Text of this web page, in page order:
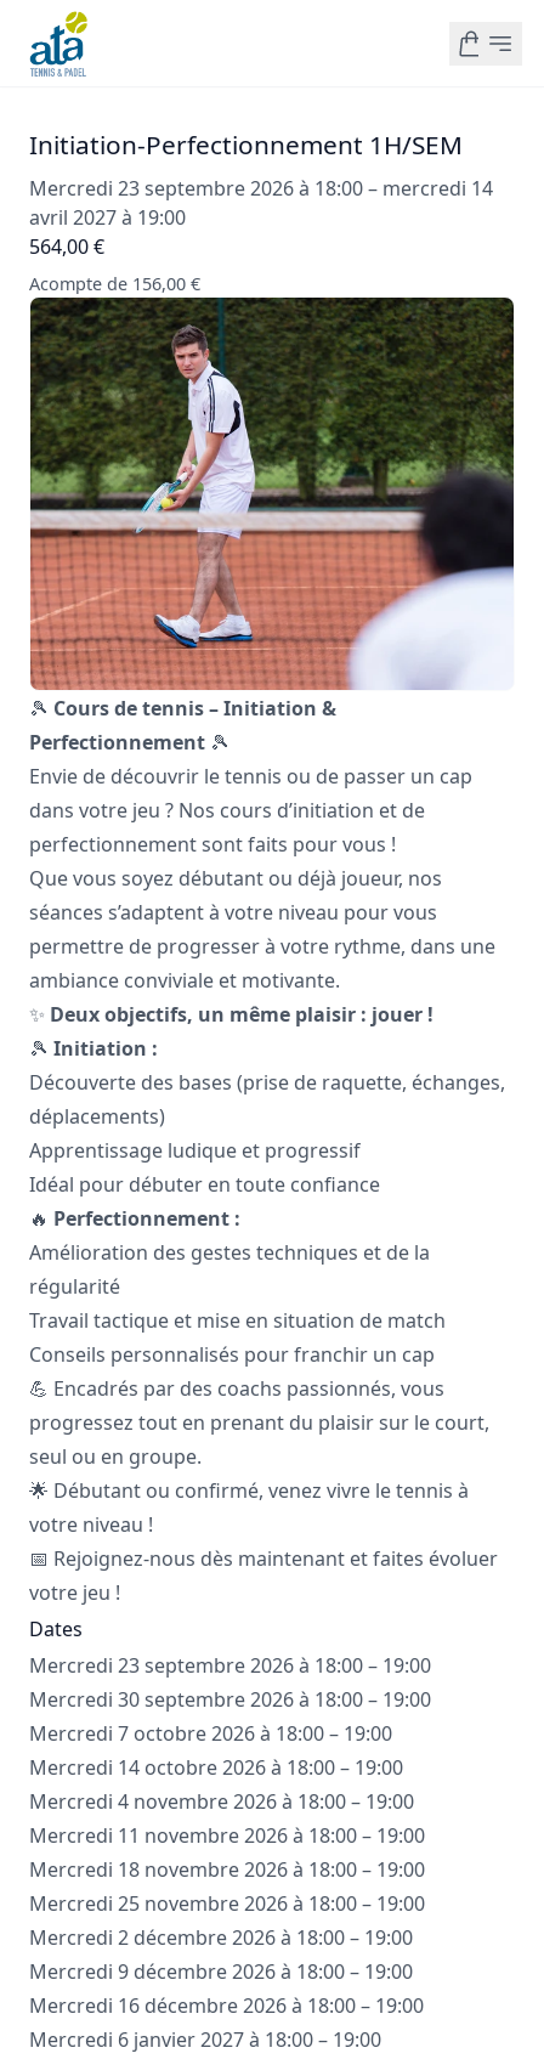
Initiation-Perfectionnement 1H/SEM
Mercredi 23 septembre 2026 à 18:00 – mercredi 14
avril 2027 à 19:00
564,00 €
Acompte de 156,00 €
🎾 Cours de tennis – Initiation &
Perfectionnement 🎾
Envie de découvrir le tennis ou de passer un cap
dans votre jeu ? Nos cours d’initiation et de
perfectionnement sont faits pour vous !
Que vous soyez débutant ou déjà joueur, nos
séances s’adaptent à votre niveau pour vous
permettre de progresser à votre rythme, dans une
ambiance conviviale et motivante.
✨ Deux objectifs, un même plaisir : jouer !
🎾 Initiation :
Découverte des bases (prise de raquette, échanges,
déplacements)
Apprentissage ludique et progressif
Idéal pour débuter en toute confiance
🔥 Perfectionnement :
Amélioration des gestes techniques et de la
régularité
Travail tactique et mise en situation de match
Conseils personnalisés pour franchir un cap
💪 Encadrés par des coachs passionnés, vous
progressez tout en prenant du plaisir sur le court,
seul ou en groupe.
🌟 Débutant ou confirmé, venez vivre le tennis à
votre niveau !
📅 Rejoignez-nous dès maintenant et faites évoluer
votre jeu !
Dates
Mercredi 23 septembre 2026 à 18:00 – 19:00
Mercredi 30 septembre 2026 à 18:00 – 19:00
Mercredi 7 octobre 2026 à 18:00 – 19:00
Mercredi 14 octobre 2026 à 18:00 – 19:00
Mercredi 4 novembre 2026 à 18:00 – 19:00
Mercredi 11 novembre 2026 à 18:00 – 19:00
Mercredi 18 novembre 2026 à 18:00 – 19:00
Mercredi 25 novembre 2026 à 18:00 – 19:00
Mercredi 2 décembre 2026 à 18:00 – 19:00
Mercredi 9 décembre 2026 à 18:00 – 19:00
Mercredi 16 décembre 2026 à 18:00 – 19:00
Mercredi 6 janvier 2027 à 18:00 – 19:00